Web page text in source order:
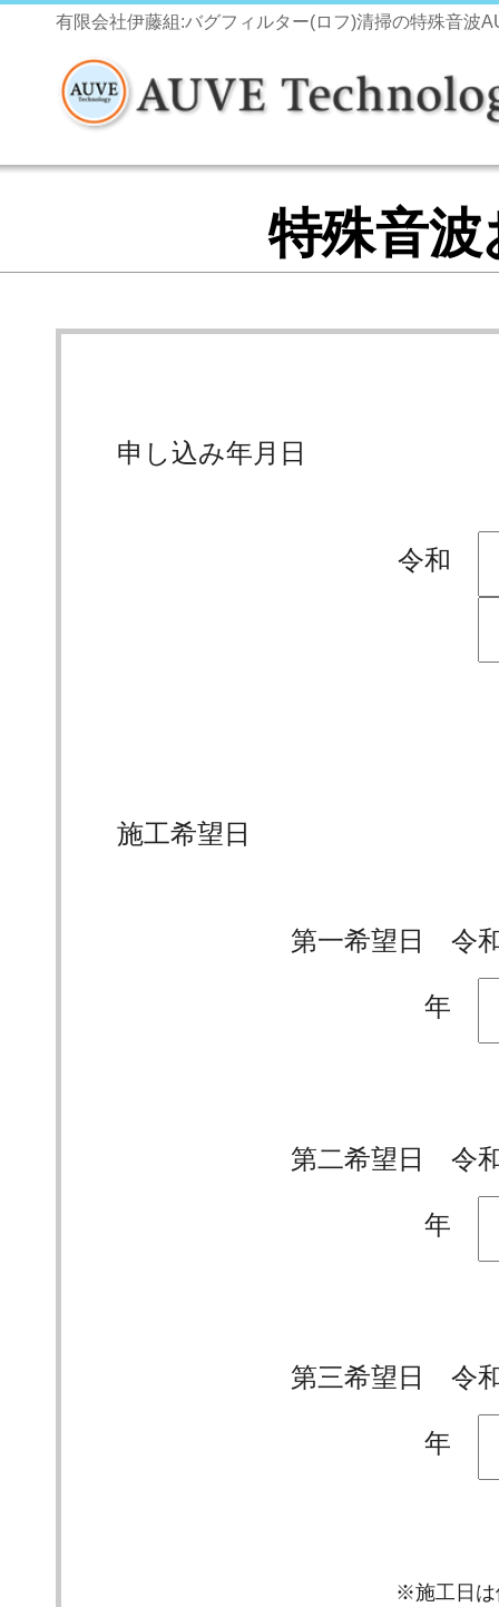
有限会社伊藤組:バグフィルター(ロフ)清掃の特殊音波
特殊音
申し込み年月日
令和
施工希望日
第一希望日
年
第二希望日
年
第三希望日
年
※施工日は